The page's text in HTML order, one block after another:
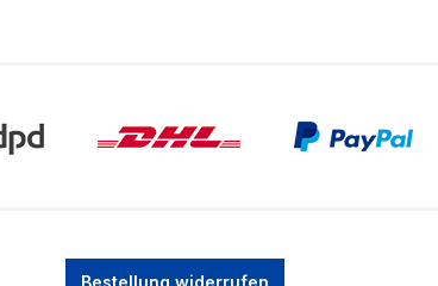
Bestellung widerrufen